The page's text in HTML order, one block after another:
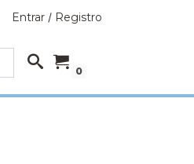
Entrar / Registro
0